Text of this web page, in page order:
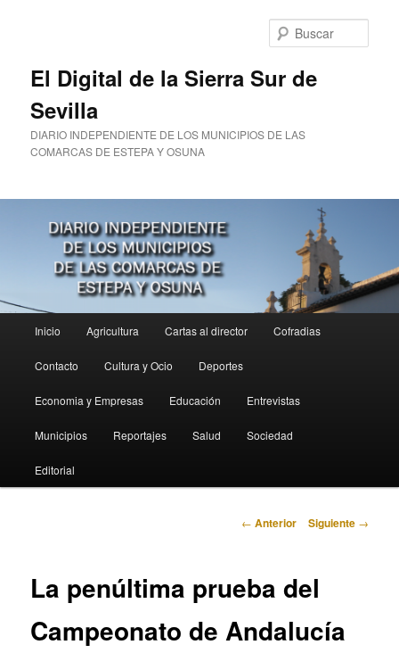
El Digital de la Sierra Sur de
Sevilla
DIARIO INDEPENDIENTE DE LOS MUNICIPIOS DE LAS
COMARCAS DE ESTEPA Y OSUNA
principal
Inicio Agricultura Cartas al director Cofradias
Contacto Cultura y Ocio Deportes
Economia y Empresas Educación Entrevistas
Municipios Reportajes Salud Sociedad
Editorial
Navegación
← Anterior Siguiente →
La penúltima prueba del
Campeonato de Andalucía